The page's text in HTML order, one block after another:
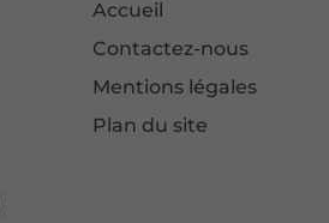
Accueil
Contactez-nous
Mentions légales
Plan du site